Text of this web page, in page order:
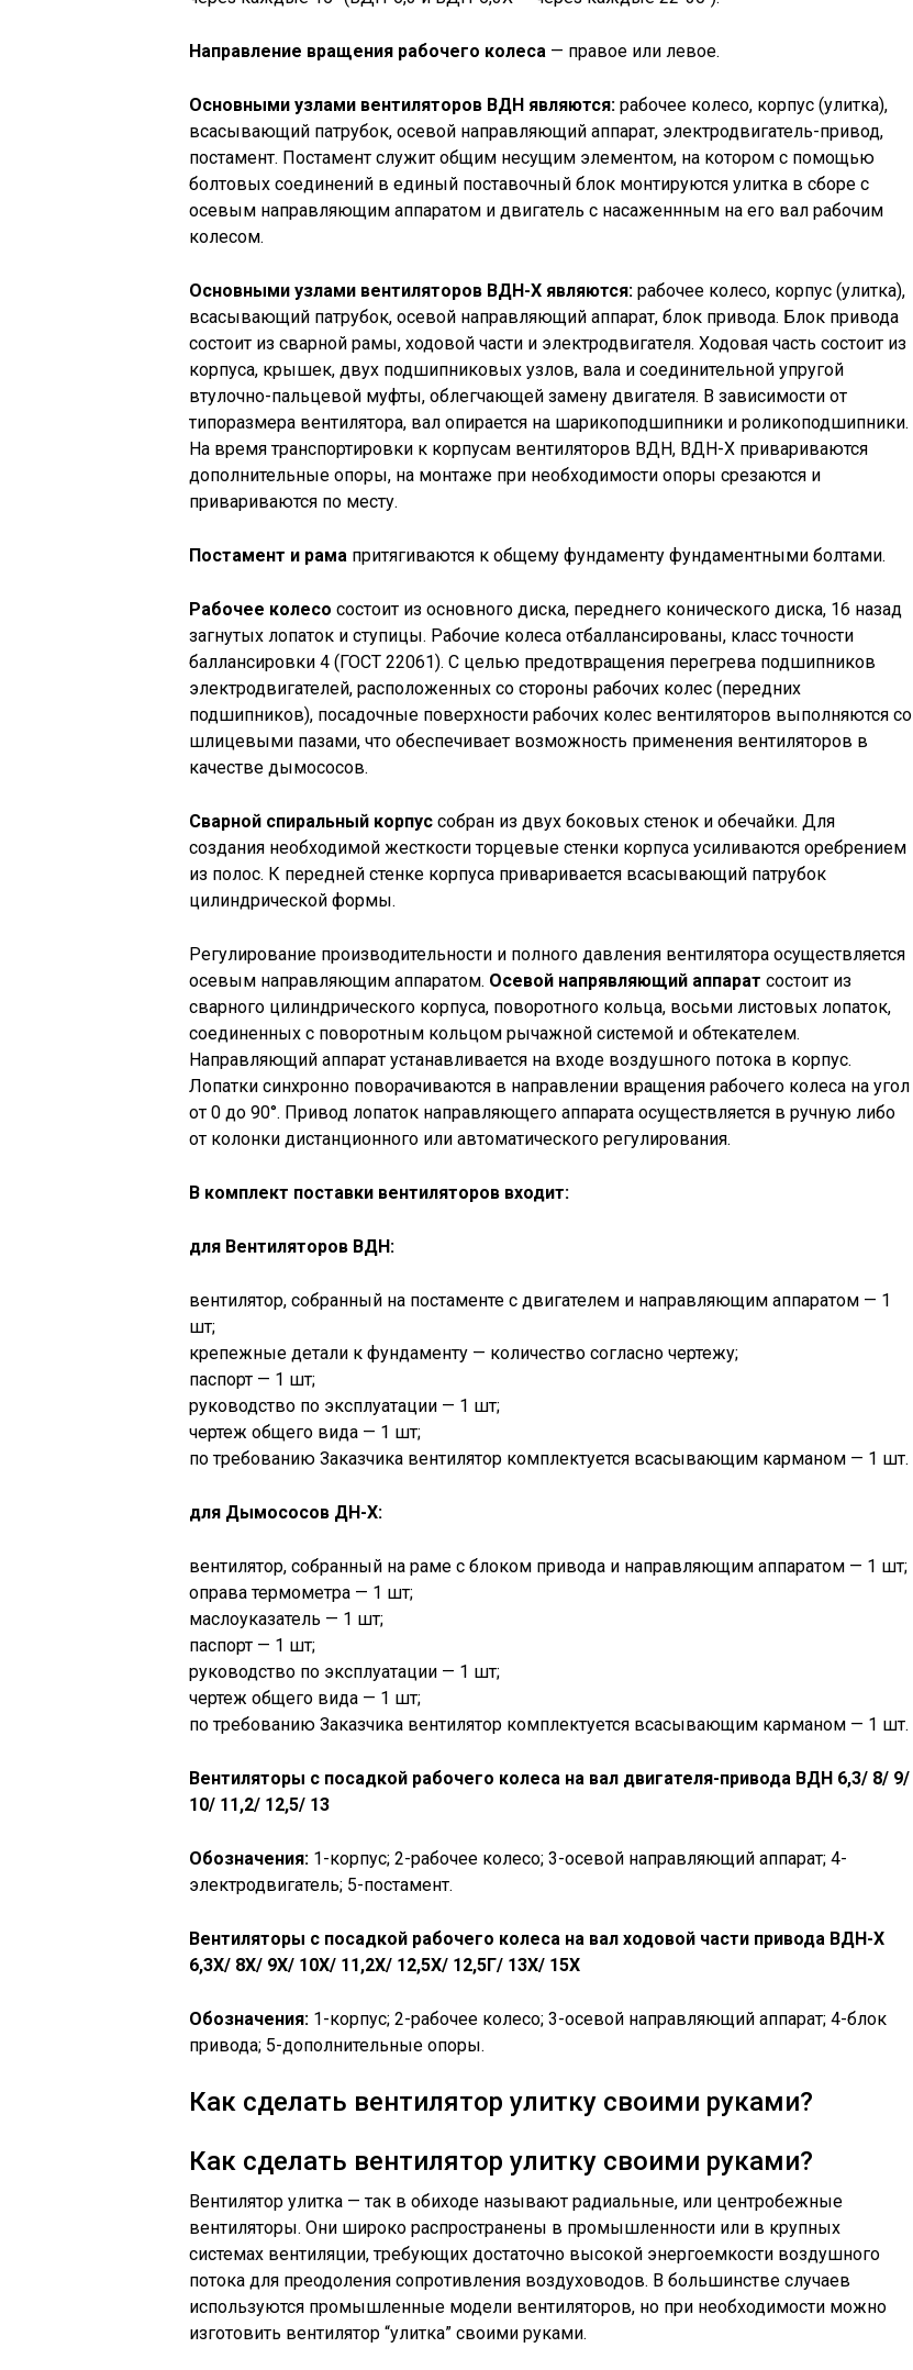
Направление вращения рабочего колеса — правое или левое.
Основными узлами вентиляторов ВДН являются: рабочее колесо, корпус (улитка),
всасывающий патрубок, осевой направляющий аппарат, электродвигатель-привод,
постамент. Постамент служит общим несущим элементом, на котором с помощью
болтовых соединений в единый поставочный блок монтируются улитка в сборе с
осевым направляющим аппаратом и двигатель с насаженнным на его вал рабочим
колесом.
Основными узлами вентиляторов ВДН-Х являются: рабочее колесо, корпус (улитка),
всасывающий патрубок, осевой направляющий аппарат, блок привода. Блок привода
состоит из сварной рамы, ходовой части и электродвигателя. Ходовая часть состоит из
корпуса, крышек, двух подшипниковых узлов, вала и соединительной упругой
втулочно-пальцевой муфты, облегчающей замену двигателя. В зависимости от
типоразмера вентилятора, вал опирается на шарикоподшипники и роликоподшипники.
На время транспортировки к корпусам вентиляторов ВДН, ВДН-Х привариваются
дополнительные опоры, на монтаже при необходимости опоры срезаются и
привариваются по месту.
Постамент и рама притягиваются к общему фундаменту фундаментными болтами.
Рабочее колесо состоит из основного диска, переднего конического диска, 16 назад
загнутых лопаток и ступицы. Рабочие колеса отбаллансированы, класс точности
баллансировки 4 (ГОСТ 22061). С целью предотвращения перегрева подшипников
электродвигателей, расположенных со стороны рабочих колес (передних
подшипников), посадочные поверхности рабочих колес вентиляторов выполняются со
шлицевыми пазами, что обеспечивает возможность применения вентиляторов в
качестве дымососов.
Сварной спиральный корпус собран из двух боковых стенок и обечайки. Для
создания необходимой жесткости торцевые стенки корпуса усиливаются оребрением
из полос. К передней стенке корпуса приваривается всасывающий патрубок
цилиндрической формы.
Регулирование производительности и полного давления вентилятора осуществляется
осевым направляющим аппаратом. Осевой напрявляющий аппарат состоит из
сварного цилиндрического корпуса, поворотного кольца, восьми листовых лопаток,
соединенных с поворотным кольцом рычажной системой и обтекателем.
Направляющий аппарат устанавливается на входе воздушного потока в корпус.
Лопатки синхронно поворачиваются в направлении вращения рабочего колеса на угол
от 0 до 90°. Привод лопаток направляющего аппарата осуществляется в ручную либо
от колонки дистанционного или автоматического регулирования.
В комплект поставки вентиляторов входит:
для Вентиляторов ВДН:
вентилятор, собранный на постаменте с двигателем и направляющим аппаратом — 1
шт;
крепежные детали к фундаменту — количество согласно чертежу;
паспорт — 1 шт;
руководство по эксплуатации — 1 шт;
чертеж общего вида — 1 шт;
по требованию Заказчика вентилятор комплектуется всасывающим карманом — 1 шт.
для Дымососов ДН-Х:
вентилятор, собранный на раме с блоком привода и направляющим аппаратом — 1 шт;
оправа термометра — 1 шт;
маслоуказатель — 1 шт;
паспорт — 1 шт;
руководство по эксплуатации — 1 шт;
чертеж общего вида — 1 шт;
по требованию Заказчика вентилятор комплектуется всасывающим карманом — 1 шт.
Вентиляторы с посадкой рабочего колеса на вал двигателя-привода ВДН 6,3/ 8/ 9/
10/ 11,2/ 12,5/ 13
Обозначения: 1-корпус; 2-рабочее колесо; 3-осевой направляющий аппарат; 4-
электродвигатель; 5-постамент.
Вентиляторы с посадкой рабочего колеса на вал ходовой части привода ВДН-Х
6,3Х/ 8Х/ 9Х/ 10Х/ 11,2Х/ 12,5Х/ 12,5Г/ 13Х/ 15Х
Обозначения: 1-корпус; 2-рабочее колесо; 3-осевой направляющий аппарат; 4-блок
привода; 5-дополнительные опоры.
Как сделать вентилятор улитку своими руками?
Как сделать вентилятор улитку своими руками?
Вентилятор улитка — так в обиходе называют радиальные, или центробежные
вентиляторы. Они широко распространены в промышленности или в крупных
системах вентиляции, требующих достаточно высокой энергоемкости воздушного
потока для преодоления сопротивления воздуховодов. В большинстве случаев
используются промышленные модели вентиляторов, но при необходимости можно
изготовить вентилятор “улитка” своими руками.